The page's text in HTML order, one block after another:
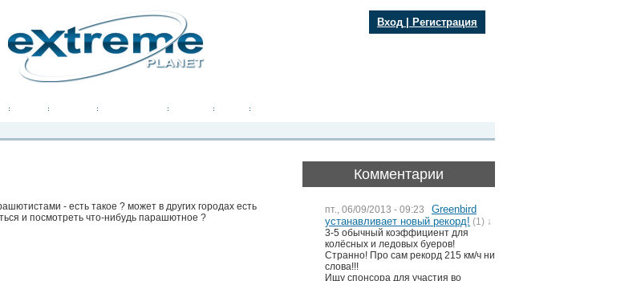
Вход Регистрация
- есть такое ? может в других городах есть
и посмотреть что-нибудь парашютное ?
Комментарии
пт., 06/09/2013 - 09:23
Greenbird
устанавливает новый рекорд! (1) ↓
3-5 обычный коэффициент для
колёсных и ледовых буеров!
Странно! Про сам рекорд 215 км/ч ни
слова!!!
Ищу спонсора для участия во